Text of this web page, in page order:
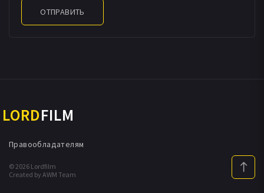
самых захватывающих научных историй.
ОТПРАВИТЬ
LORDFILM
© 2026 Lordfilm
Created by AWM Team
Правообладателям